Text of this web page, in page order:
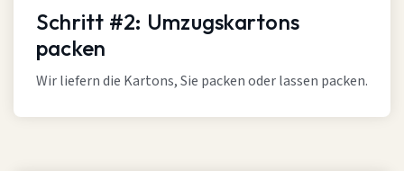
Schritt #2: Umzugskartons
packen
Wir liefern die Kartons, Sie packen oder lassen packen.